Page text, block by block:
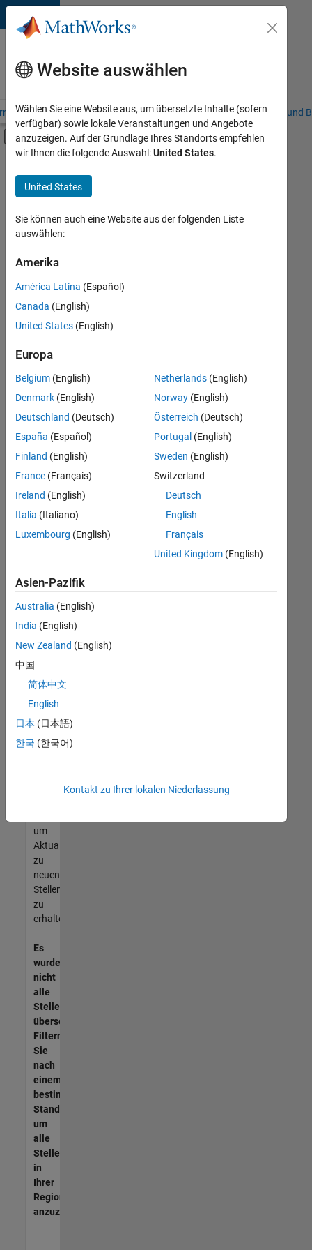
Weiter zum Inhalt
Karriere
bei
MathWorks
– Übersicht Stellensuche Niederlassungen Studierende und
Umschaltung für Off-Canvas-
Hauptinhalt
Information Technology
Commercial Sales
Education Sales
Sales Operations
Business Model Team
Finance and Operations
Human Resources
Legal
+8
Derzeit
es
keine
offenen
Stellen,
Ihren
Suchkriterien
entsprechen.
können
die
Suchkriterien
weiter
fassen
oder
alle
Stellenangebote
anzeigen .
noch
keine
offenen
Stellen
können,
die
Ihren
entsprechen,
werden
unseres
um
Aktualisierungen
zu
neuen
Stellenangeboten
zu
erhalten.
Es
wurden
nicht
alle
Stellen
übersetzt.
Filtern
Sie
nach
einem
bestimmten
Standort,
um
alle
Stellenangebote
in
Ihrer
Region
anzuzeigen.
Website auswählen
Wählen Sie eine Website aus, um übersetzte Inhalte (sofern
verfügbar) sowie lokale Veranstaltungen und Angebote
anzuzeigen. Auf der Grundlage Ihres Standorts empfehlen
wir Ihnen die folgende Auswahl:United States.
United States
Sie können auch eine Website aus der folgenden Liste
auswählen:
Amerika
América Latina (Español)
Canada (English)
United States (English)
Europa
Belgium (English)
Denmark (English)
Deutschland (Deutsch)
España (Español)
Finland (English)
France (Français)
Ireland (English)
Italia (Italiano)
Luxembourg (English)
Netherlands(English)
Norway(English)
Österreich (Deutsch)
Portugal (English)
Sweden (English)
Switzerland
Deutsch
English
Français
United Kingdom(English)
Asien-Pazifik
Australia (English)
India (English)
New Zealand (English)
中国
简体中文
English
日本 (日本語)
한국 (한국어)
Kontakt zu Ihrer lokalen Niederlassung